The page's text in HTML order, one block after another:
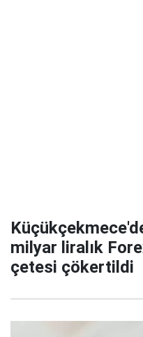
milyar liralık
çetesi çökertildi